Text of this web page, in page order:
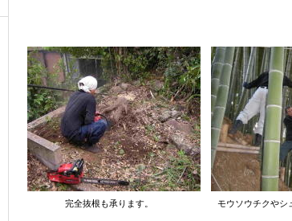
完全抜根も承ります。 モウソウチクやシュ